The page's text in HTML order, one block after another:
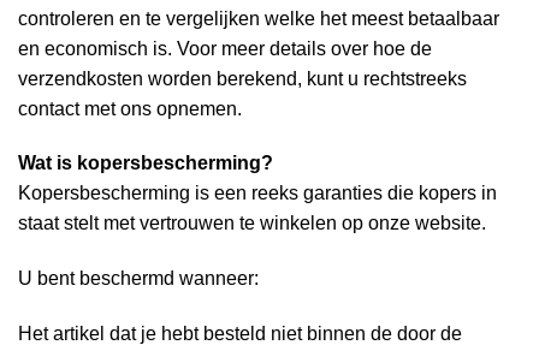
controleren en te vergelijken welke het meest betaalbaar
en economisch is. Voor meer details over hoe de
verzendkosten worden berekend, kunt u rechtstreeks
contact met ons opnemen.
Wat is kopersbescherming?
Kopersbescherming is een reeks garanties die kopers in
staat stelt met vertrouwen te winkelen op onze website.
U bent beschermd wanneer:
Het artikel dat je hebt besteld niet binnen de door de